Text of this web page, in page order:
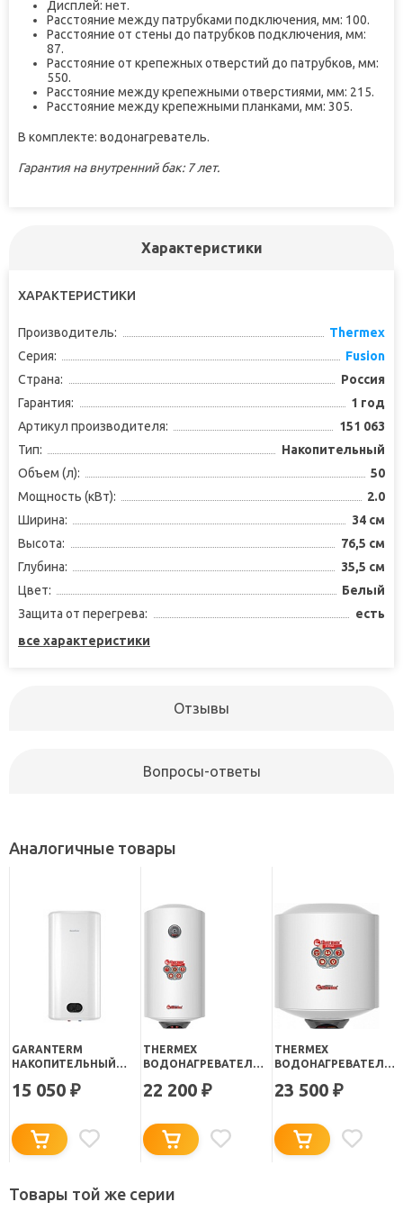
Дисплей: нет.
Расстояние между патрубками подключения, мм: 100.
Расстояние от стены до патрубков подключения, мм:
87.
Расстояние от крепежных отверстий до патрубков, мм:
550.
Расстояние между крепежными отверстиями, мм: 215.
Расстояние между крепежными планками, мм: 305.
В комплекте: водонагреватель.
Гарантия на внутренний бак: 7 лет.
Характеристики
ХАРАКТЕРИСТИКИ
Производитель:
Thermex
Серия:
Fusion
Страна:
Россия
Гарантия:
1 год
Артикул производителя:
151 063
Тип:
Накопительный
Объем (л):
50
Мощность (кВт):
2.0
Ширина:
34 см
Высота:
76,5 см
Глубина:
35,5 см
Цвет:
Белый
Защита от перегрева:
есть
все характеристики
Отзывы
Вопросы-ответы
Аналогичные товары
GARANTERM
НАКОПИТЕЛЬНЫЙ
FLAT 50 V
15 050 ₽
THERMEX
ВОДОНАГРЕВАТЕЛЬ
THERMO 50 V SLIM
22 200 ₽
THERMEX
ВОДОНАГРЕВАТЕЛЬ
ETERNA 50 V
23 500 ₽
Товары той же серии